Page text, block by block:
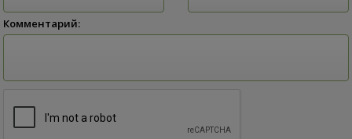
Комментарий: